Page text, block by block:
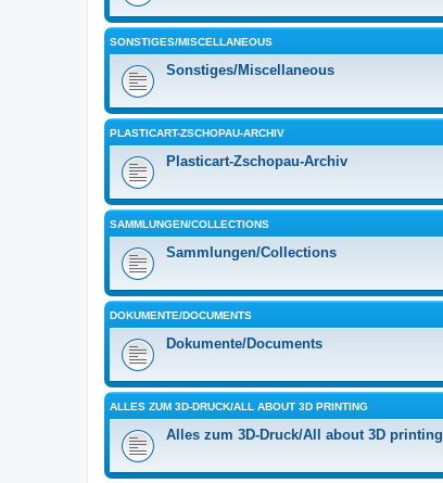
SONSTIGES/MISCELLANEOUS
Sonstiges/Miscellaneous
PLASTICART-ZSCHOPAU-ARCHIV
Plasticart-Zschopau-Archiv
SAMMLUNGEN/COLLECTIONS
Sammlungen/Collections
DOKUMENTE/DOCUMENTS
Dokumente/Documents
ALLES ZUM 3D-DRUCK/ALL ABOUT 3D PRINTING
Alles zum 3D-Druck/All about 3D printing